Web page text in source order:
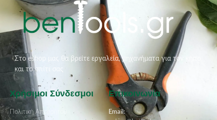
Στο eshop μας θα βρείτε εργαλεία, μηχανήματα για τον κήπο
και το σπίτι σας
Χρήσιμοι Σύνδεσμοι
Πολιτική Απορρήτου
Επικοινωνία
Email: